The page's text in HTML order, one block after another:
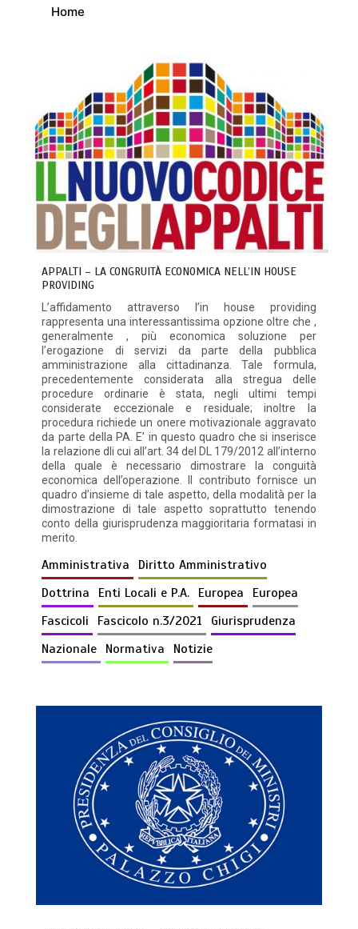
Home
APPALTI – LA CONGRUITÀ ECONOMICA NELL’IN HOUSE
PROVIDING
L’affidamento attraverso l’in house providing
rappresenta una interessantissima opzione oltre che ,
generalmente , più economica soluzione per
l’erogazione di servizi da parte della pubblica
amministrazione alla cittadinanza. Tale formula,
precedentemente considerata alla stregua delle
procedure ordinarie è stata, negli ultimi tempi
considerate eccezionale e residuale; inoltre la
procedura richiede un onere motivazionale aggravato
da parte della PA. E’ in questo quadro che si inserisce
la relazione dli cui all’art. 34 del DL 179/2012 all’interno
della quale è necessario dimostrare la conguità
economica dell’operazione. Il contributo fornisce un
quadro d’insieme di tale aspetto, della modalità per la
dimostrazione di tale aspetto soprattutto tenendo
conto della giurisprudenza maggioritaria formatasi in
merito.
Amministrativa
Diritto Amministrativo
Dottrina
Enti Locali e P.A. Europea
Europea
Fascicoli
Fascicolo n.3/2021
Giurisprudenza
Nazionale Normativa Notizie